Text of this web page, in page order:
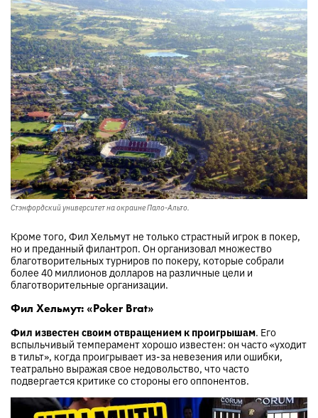
Стэнфордский университет на окраине Пало-Альто.
Кроме того, Фил Хельмут не только страстный игрок в покер,
но и преданный филантроп. Он организовал множество
благотворительных турниров по покеру, которые собрали
более 40 миллионов долларов на различные цели и
благотворительные организации.
Фил Хельмут: «Poker Brat»
Фил известен своим отвращением к проигрышам. Его
вспыльчивый темперамент хорошо известен: он часто «уходит
в тильт», когда проигрывает из-за невезения или ошибки,
театрально выражая свое недовольство, что часто
подвергается критике со стороны его оппонентов.